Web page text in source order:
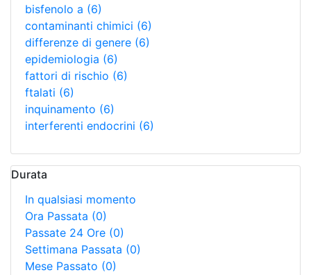
bisfenolo a (6)
contaminanti chimici (6)
differenze di genere (6)
epidemiologia (6)
fattori di rischio (6)
ftalati (6)
inquinamento (6)
interferenti endocrini (6)
Durata
In qualsiasi momento
Ora Passata (0)
Passate 24 Ore (0)
Settimana Passata (0)
Mese Passato (0)